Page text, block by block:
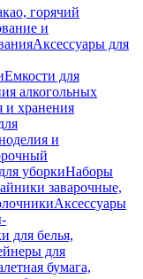
горячий
и
Аксессуары для
Емкости для
алкогольных
и хранения
и
уборкиНаборы
заварочные,
Аксессуары
для белья,
для
бумага,